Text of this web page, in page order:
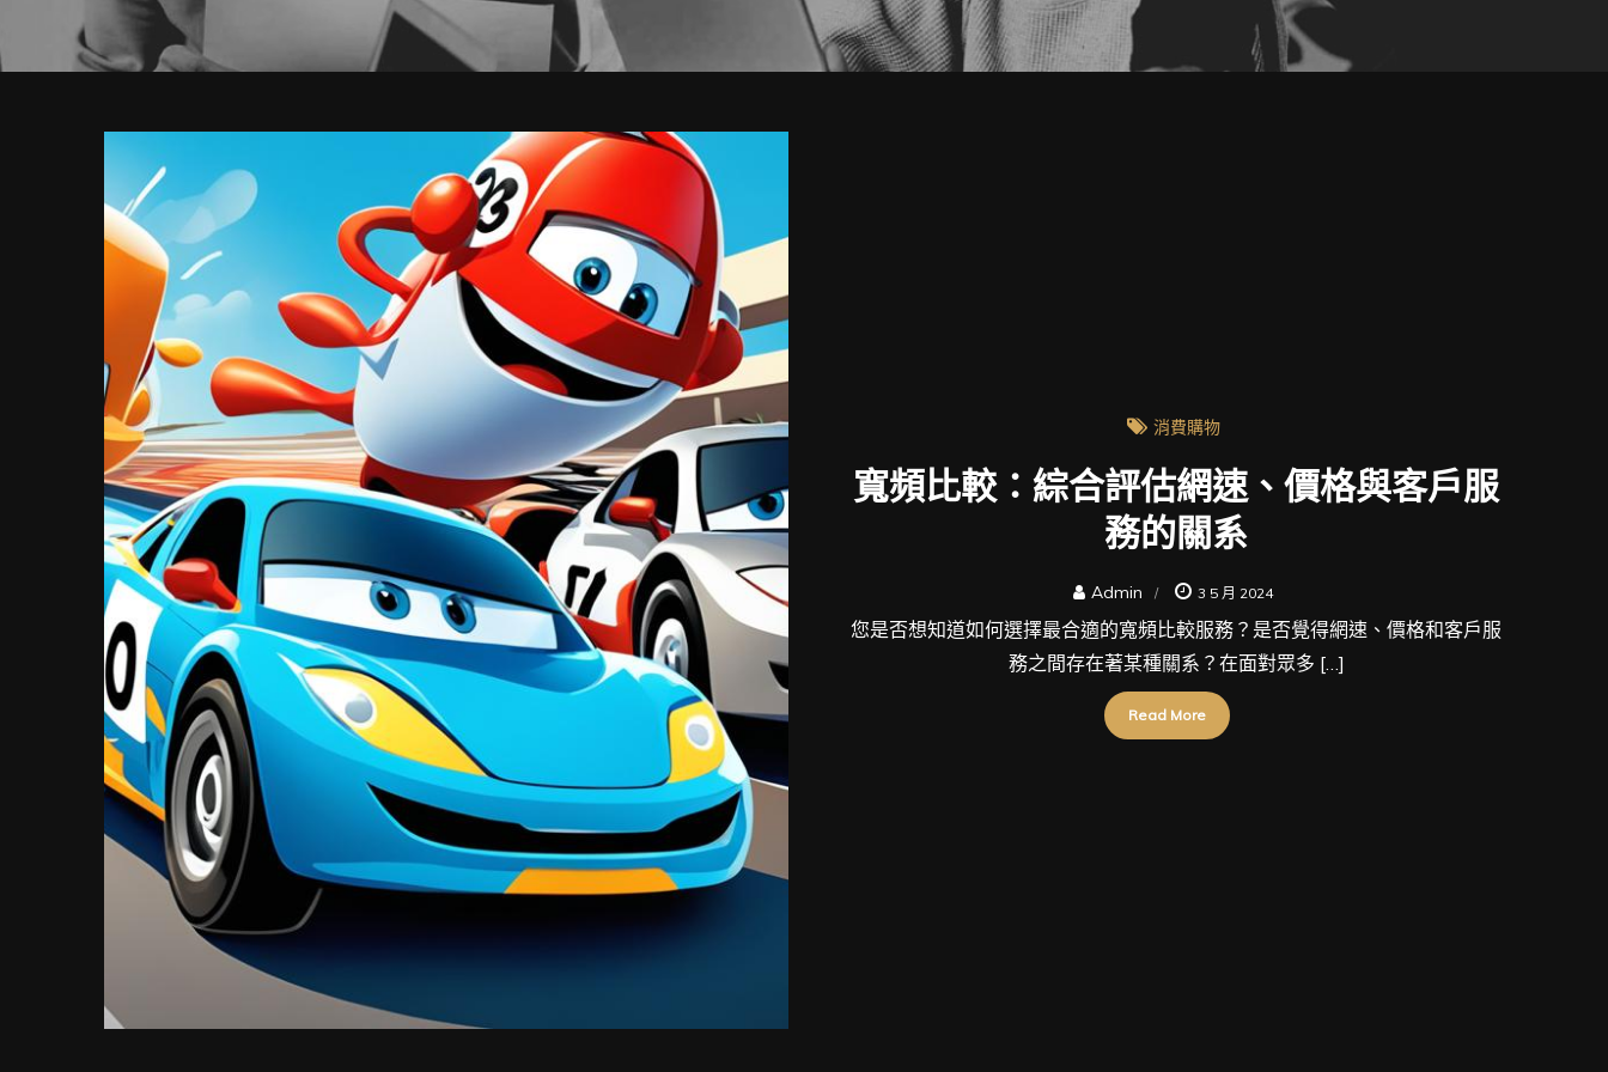
消費購物
寬頻比較：綜合評估網速、價格與客戶服
務的關系
Admin 3 5 月 2024
您是否想知道如何選擇最合適的寬頻比較服務？是否覺得網速、價格和客戶服
務之間存在著某種關系？在面對眾多 […]
Read More